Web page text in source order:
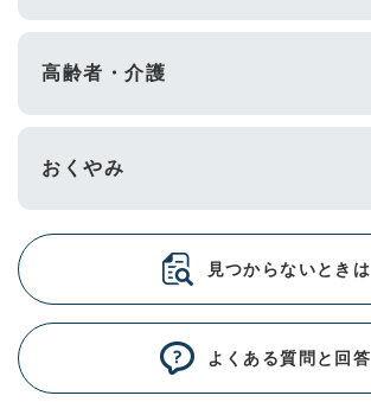
高齢者・介護
おくやみ
見つからないときは
よくある質問と回答